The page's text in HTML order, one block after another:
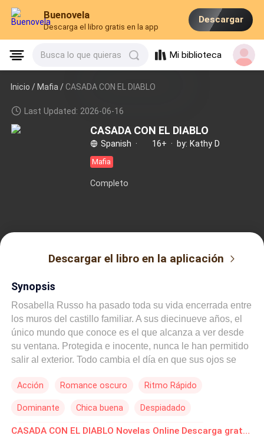
Buenovela
Descarga el libro gratis en la app
Descargar
Busca lo que quieras Mi biblioteca
Inicio /Mafia / CASADA CON EL DIABLO
Last Updated: 2026-06-16
CASADA CON EL DIABLO
Spanish · 16+ · by: Kathy D
Mafia
Completo
Descargar el libro en la aplicación
Synopsis
Rosabella Russo ha pasado toda su vida encerrada entre
los muros del castillo familiar. A sus diecinueve años, el
único mundo que conoce es el que alcanza a ver desde
su ventana. Protegida e inocente, nunca le han permitido
salir al exterior. Todo cambia el día en que sus ojos se
Underboss del Devil Syndicate. Una sola mirada basta
perfectamente que él es peligroso. Pero cuando su
hermana mayor, Gianna, huye el mismo día de la boda,
Acción Romance oscuro Ritmo Rápido
Dominante Chica buena Despiadado
Diferencia de Edad Matrimonio por Contrato CASADA CON EL DIABLO Novelas Online Descarga gratuita de PDF